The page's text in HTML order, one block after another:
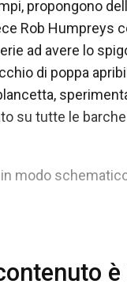
propongono
Rob Humpreys
ad avere lo
di poppa
su tutte le
modo